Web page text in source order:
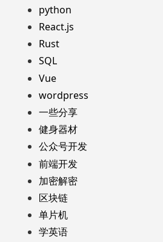
python
React.js
Rust
SQL
Vue
wordpress
一些分享
健身器材
公众号开发
前端开发
加密解密
区块链
单片机
学英语